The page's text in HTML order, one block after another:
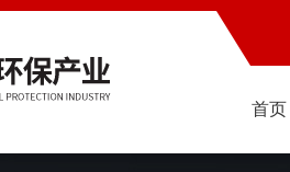
首页